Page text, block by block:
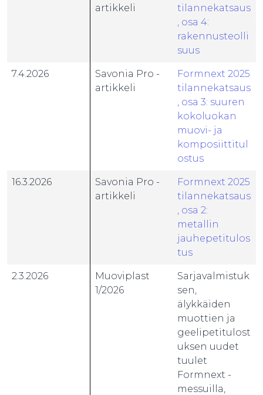
artikkeli
tilannekatsaus
, osa 4:
rakennusteolli
suus
7.4.2026
Savonia Pro -
artikkeli
Formnext 2025
tilannekatsaus
, osa 3: suuren
kokoluokan
muovi- ja
komposiittitul
ostus
16.3.2026
Savonia Pro -
artikkeli
Formnext 2025
tilannekatsaus
, osa 2:
metallin
jauhepetitulos
tus
2.3.2026
Muoviplast
1/2026
Sarjavalmistuk
sen,
älykkäiden
muottien ja
geelipetitulost
uksen uudet
tuulet
Formnext -
messuilla,